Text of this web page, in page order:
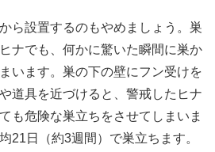
ら設置するのもやめましょう。巣
ナでも、何かに驚いた瞬間に巣か
います。巣の下の壁にフン受けを
道具を近づけると、警戒したヒナ
も危険な巣立ちをさせてしまいま
21日（約3週間）で巣立ちます。